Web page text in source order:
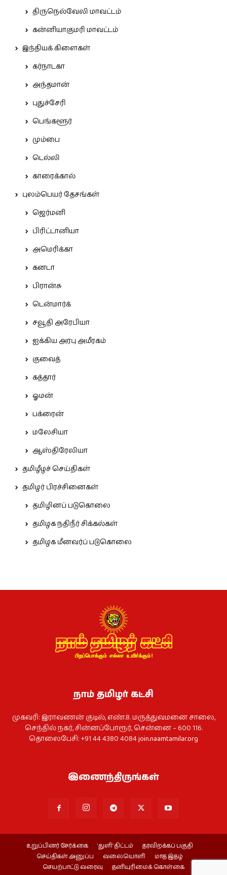
திருநெல்வேலி மாவட்டம்
கன்னியாகுமரி மாவட்டம்
இந்தியக் கிளைகள்
கர்நாடகா
அந்தமான்
புதுச்சேரி
பெங்களூர்
மும்பை
டெல்லி
காரைக்கால்
புலம்பெயர் தேசங்கள்
ஜெர்மனி
பிரிட்டானியா
அமெரிக்கா
கனடா
பிரான்சு
டென்மார்க்
சவூதி அரேபியா
ஐக்கிய அரபு அமீரகம்
குவைத்
கத்தார்
ஓமன்
பக்ரைன்
மலேசியா
ஆஸ்திரேலியா
தமிழீழச் செய்திகள்
தமிழர் பிரச்சினைகள்
தமிழினப் படுகொலை
தமிழக நதிநீர் சிக்கல்கள்
தமிழக மீனவர்ப் படுகொலை
நாம் தமிழர் கட்சி
முகவரி: இராவணன் குடில், எண்.8. மருத்துவமனை சாலை,
செந்தில் நகர், சின்னப்போரூர், சென்னை – 600 116.
தொலைபேசி: +91 44 4380 4084join.naamtamilar.org
இணைந்திருங்கள்
உறுப்பினர் சேர்க்கை ‘துளி’ திட்டம்
தரவிறக்கப் பகுதி
செய்திகள் அனுப்ப
வலையொளி
மாத இதழ்
செயற்பாட்டு வரைவு
தனியுரிமைக் கொள்கை